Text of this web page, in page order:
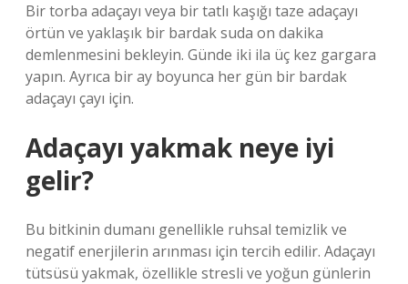
Bir torba adaçayı veya bir tatlı kaşığı taze adaçayı
örtün ve yaklaşık bir bardak suda on dakika
demlenmesini bekleyin. Günde iki ila üç kez gargara
yapın. Ayrıca bir ay boyunca her gün bir bardak
adaçayı çayı için.
Adaçayı yakmak neye iyi
gelir?
Bu bitkinin dumanı genellikle ruhsal temizlik ve
negatif enerjilerin arınması için tercih edilir. Adaçayı
tütsüsü yakmak, özellikle stresli ve yoğun günlerin